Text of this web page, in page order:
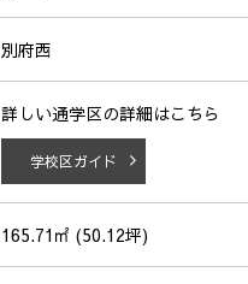
別府西
詳しい通学区の詳細はこちら
学校区ガイド
165.71㎡ (50.12坪)